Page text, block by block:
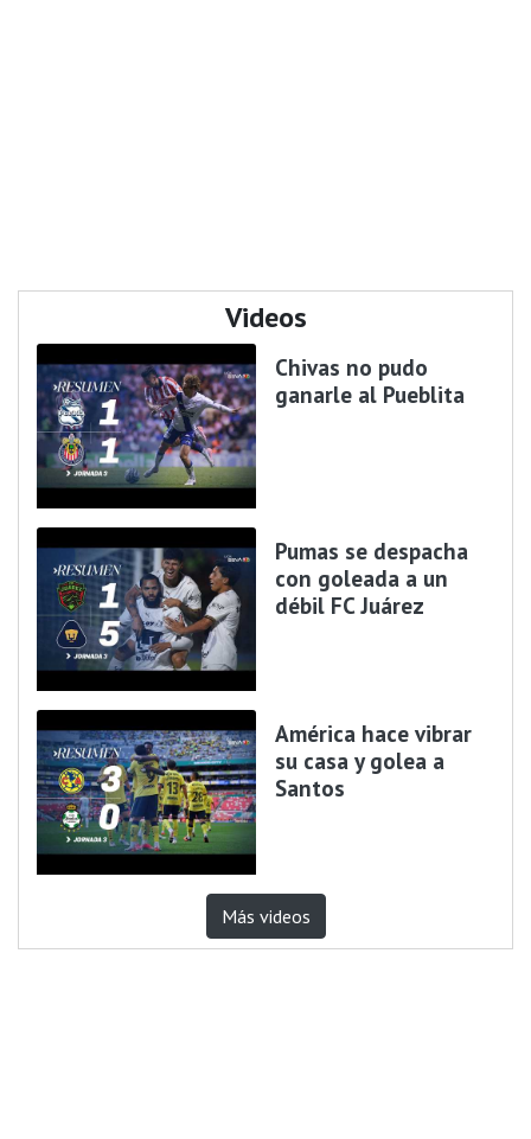
Videos
Chivas no pudo
ganarle al Pueblita
Pumas se despacha
con goleada a un
débil FC Juárez
América hace vibrar
su casa y golea a
Santos
Más videos